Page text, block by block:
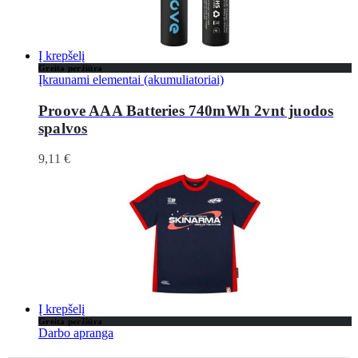
Į krepšelį
Greita peržiūra
Įkraunami elementai (akumuliatoriai)
Proove AAA Batteries 740mWh 2vnt juodos
spalvos
9,11 €
Į krepšelį
Greita peržiūra
Darbo apranga